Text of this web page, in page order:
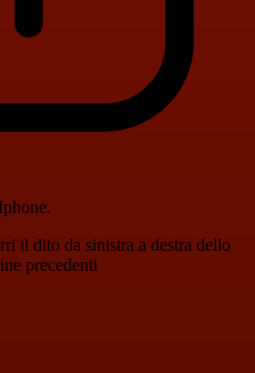
il dito da sinistra a destra dello
precedenti